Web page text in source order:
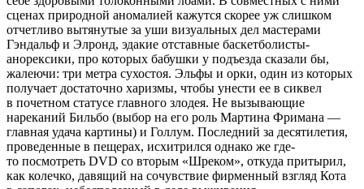
сценах природной аномалией кажутся скорее уж слишком
отчетливо вытянутые за уши визуальных дел мастерами
Гэндальф и Элронд, эдакие отставные баскетболисты-
анорексики, про которых бабушки у подъезда сказали бы,
жалеючи: три метра сухостоя. Эльфы и орки, один из которых
получает достаточно харизмы, чтобы унести ее в сиквел
в почетном статусе главного злодея. Не вызывающие
нареканий Бильбо (выбор на его роль Мартина Фримана —
главная удача картины) и Голлум. Последний за десятилетия,
проведенные в пещерах, исхитрился однако же где-
то посмотреть DVD со вторым «Шреком», откуда притырил,
как колечко, давящий на сочувствие фирменный взгляд Кота